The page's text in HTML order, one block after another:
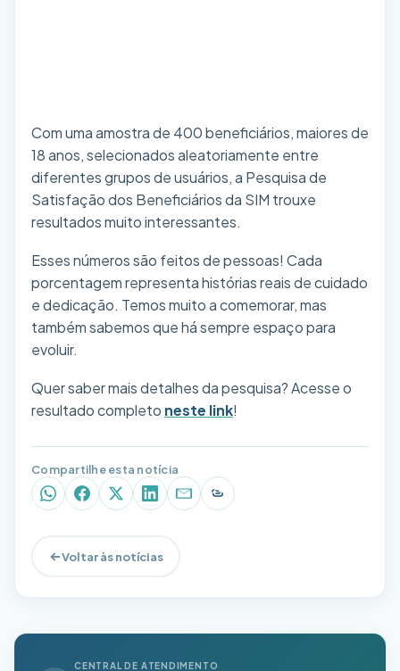
Com uma amostra de 400 beneficiários, maiores de
18 anos, selecionados aleatoriamente entre
diferentes grupos de usuários, a Pesquisa de
Satisfação dos Beneficiários da SIM trouxe
resultados muito interessantes.
Esses números são feitos de pessoas! Cada
porcentagem representa histórias reais de cuidado
e dedicação. Temos muito a comemorar, mas
também sabemos que há sempre espaço para
evoluir.
Quer saber mais detalhes da pesquisa? Acesse o
resultado completo neste link!
Compartilhe esta notícia
WhatsAppFacebookX (Twitter)
LinkedInE-mailCopiar link
Voltar às notícias
CENTRAL DE ATENDIMENTO